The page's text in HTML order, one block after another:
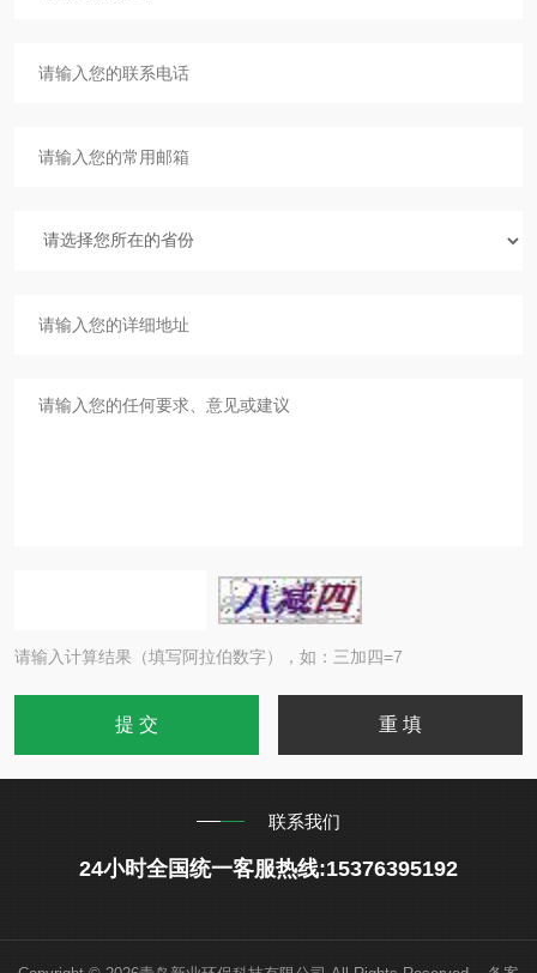
请输入计算结果（填写阿拉伯数字），如：三加四=7
联系我们
24小时全国统一客服热线:15376395192